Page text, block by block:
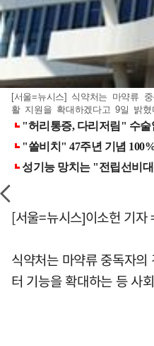
[서울=뉴시스] 식약처는 마약류
활 지원을 확대하겠다고 9일 밝
[서울=뉴시스]이소헌 기
식약처는 마약류 중독자
터 기능을 확대하는 등 사